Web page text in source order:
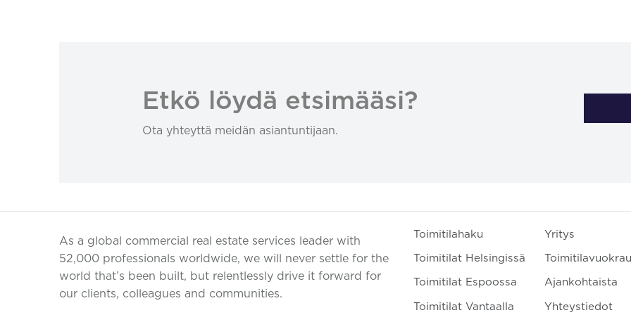
Etkö löydä etsimääsi?
Ota yhteyttä meidän asiantuntijaan.
As a global commercial real estate services leader with
52,000 professionals worldwide, we will never settle for the
world that’s been built, but relentlessly drive it forward for
our clients, colleagues and communities.
Toimitilahaku
Toimitilat Helsingissä
Toimitilat Espoossa
Toimitilat Vantaalla
Yritys
Ajankohtaista
Yhteystiedot